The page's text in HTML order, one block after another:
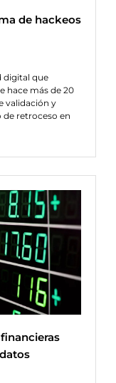
de hackeos
digital que
hace más de 20
validación y
de retroceso en